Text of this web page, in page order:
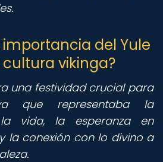
importancia del Yule
vikinga?
una festividad crucial para
que representaba la
vida, la esperanza en
la conexión con lo divino a